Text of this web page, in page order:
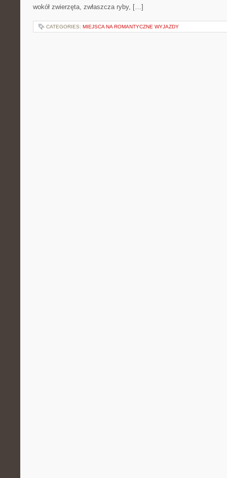
wokół zwierzęta, zwłaszcza ryby, […]
CATEGORIES: MIEJSCA NA ROMANTYCZNE WYJAZDY